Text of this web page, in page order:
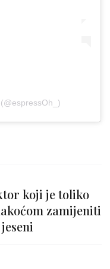
koji je toliko
zamijeniti